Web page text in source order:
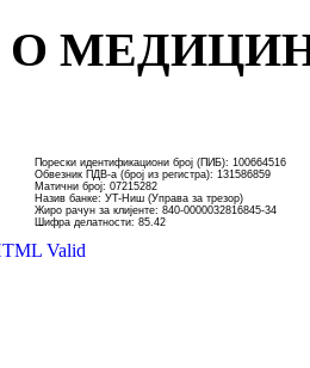
Порески идентификациони број (ПИБ): 100664516
Обвезник ПДВ-а (број из регистра): 131586859
Матични број: 07215282
Назив банке: УT-Ниш (Управа за трезор)
Жиро рачун за клијенте:840-0000032816845-34
Шифра делатности: 85.42
Valid